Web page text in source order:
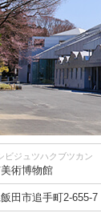
ビジュツハクブツカン
術博物館
飯田市追手町2-655-7